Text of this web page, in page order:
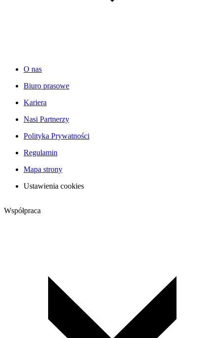
O nas
Biuro prasowe
Kariera
Nasi Partnerzy
Polityka Prywatności
Regulamin
Mapa strony
Ustawienia cookies
Współpraca